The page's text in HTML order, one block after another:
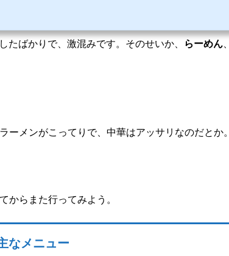
たばかりで、激混みです。そのせいか、 らーめん
ーメンがこってりで、中華はアッサリなのだとか。
からまた行ってみよう。
なメニュー